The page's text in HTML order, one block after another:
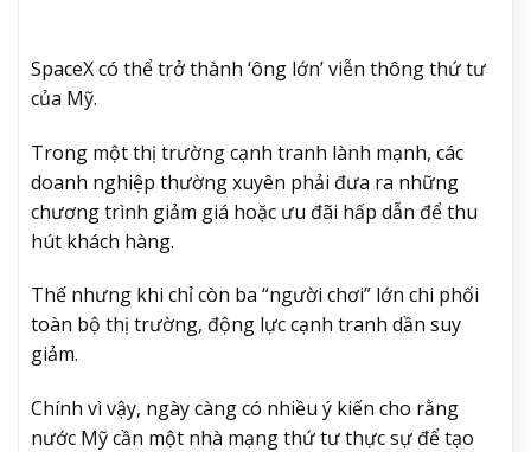
SpaceX có thể trở thành ‘ông lớn’ viễn thông thứ tư
của Mỹ.
Trong một thị trường cạnh tranh lành mạnh, các
doanh nghiệp thường xuyên phải đưa ra những
chương trình giảm giá hoặc ưu đãi hấp dẫn để thu
hút khách hàng.
Thế nhưng khi chỉ còn ba “người chơi” lớn chi phối
toàn bộ thị trường, động lực cạnh tranh dần suy
giảm.
Chính vì vậy, ngày càng có nhiều ý kiến cho rằng
nước Mỹ cần một nhà mạng thứ tư thực sự để tạo